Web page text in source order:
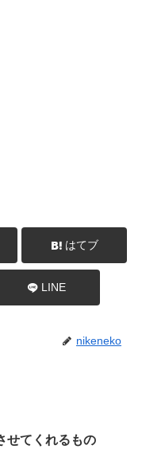
はてブ
LINE
nikeneko
せてくれるもの